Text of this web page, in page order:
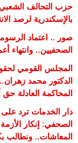
حزب التحالف
بالإسكندرية لرصد
صور .. اعتماد
الصحفيين.. وانتهاء
المجلس القومي
الدكتور محمد
المحاكمة العادلة
دار الخدمات ترد على
الصحفي: إنكار
المعاشات.. ونطالب